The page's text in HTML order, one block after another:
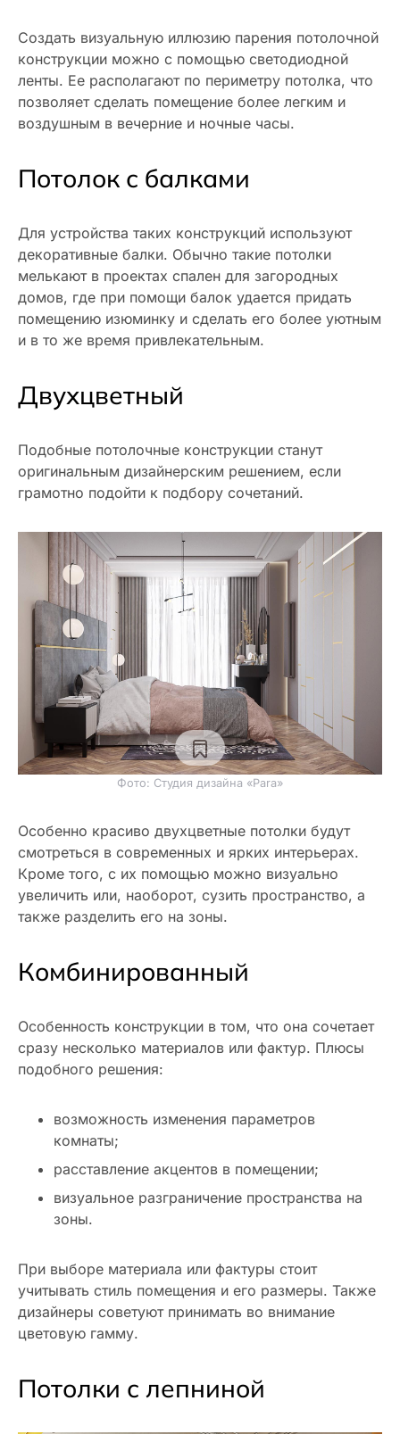
Создать визуальную иллюзию парения потолочной
конструкции можно с помощью светодиодной
ленты. Ее располагают по периметру потолка, что
позволяет сделать помещение более легким и
воздушным в вечерние и ночные часы.
Потолок с балками
Для устройства таких конструкций используют
декоративные балки. Обычно такие потолки
мелькают в проектах спален для загородных
домов, где при помощи балок удается придать
помещению изюминку и сделать его более уютным
и в то же время привлекательным.
Двухцветный
Подобные потолочные конструкции станут
оригинальным дизайнерским решением, если
грамотно подойти к подбору сочетаний.
Фото: Студия дизайна «Para»
Особенно красиво двухцветные потолки будут
смотреться в современных и ярких интерьерах.
Кроме того, с их помощью можно визуально
увеличить или, наоборот, сузить пространство, а
также разделить его на зоны.
Комбинированный
Особенность конструкции в том, что она сочетает
сразу несколько материалов или фактур. Плюсы
подобного решения:
возможность изменения параметров
комнаты;
расставление акцентов в помещении;
визуальное разграничение пространства на
зоны.
При выборе материала или фактуры стоит
учитывать стиль помещения и его размеры. Также
дизайнеры советуют принимать во внимание
цветовую гамму.
Потолки с лепниной